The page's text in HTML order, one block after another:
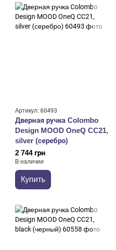
Артикул: 60493
Дверная ручка Colombo
Design MOOD OneQ CC21,
silver (серебро)
2 744 грн
В наличии
Купить